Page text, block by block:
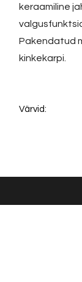
keraamiline
Pakendatud
kinkekarpi.
Värvid: